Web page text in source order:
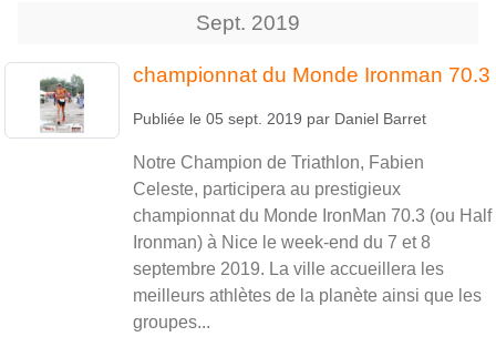
Sept. 2019
championnat du Monde Ironman 70.3
Publiée le 05 sept. 2019 par Daniel Barret
Notre Champion de Triathlon, Fabien
Celeste, participera au prestigieux
championnat du Monde IronMan 70.3 (ou Half
Ironman) à Nice le week-end du 7 et 8
septembre 2019. La ville accueillera les
meilleurs athlètes de la planète ainsi que les
groupes...